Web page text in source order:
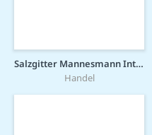
Salzgitter Mannesmann International GmbH
Handel